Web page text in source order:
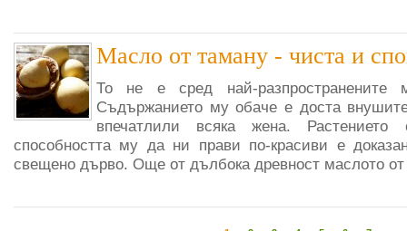
Масло от таману - чиста и
То не е сред най-разпространените
Съдържанието му обаче е доста
впечатлили всяка жена.
способността му да ни прави по-красиви е
свещено дърво. Още от дълбока древност маслото от